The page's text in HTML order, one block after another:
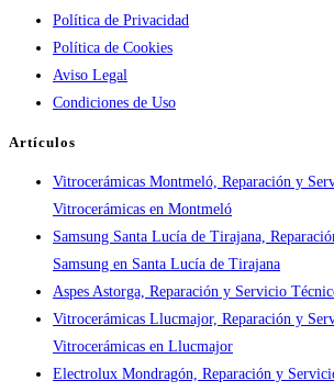
por
ciudad:
disponibilidad
real
en
España
Política de Privacidad
Política de Cookies
Aviso Legal
Condiciones de Uso
Artículos
Vitrocerámicas Montmeló, Reparación y
Vitrocerámicas en Montmeló
Samsung Santa Lucía de Tirajana,
Samsung en Santa Lucía de Tirajana
Aspes Astorga, Reparación y Servicio
Vitrocerámicas Llucmajor, Reparación y
Vitrocerámicas en Llucmajor
Electrolux Mondragón, Reparación y